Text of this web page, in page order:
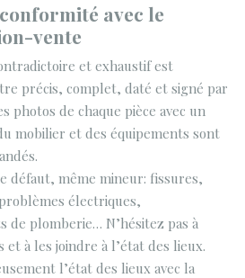
avec le
vente
et exhaustif est
précis, complet, daté et signé par
photos de chaque pièce avec un
mobilier et des équipements sont
défaut, même mineur: fissures,
électriques,
de plomberie… N’hésitez pas à
à les joindre à l’état des lieux.
l’état des lieux avec la